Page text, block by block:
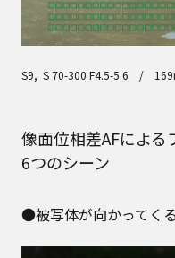
S9, S 70-300 F4.5-5.6 /
像面位相差AFによ
6つのシーン
●被写体が向かってく